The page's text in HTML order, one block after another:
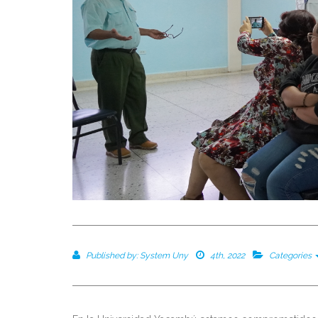
Published by: System Uny 4th, 2022 Categories